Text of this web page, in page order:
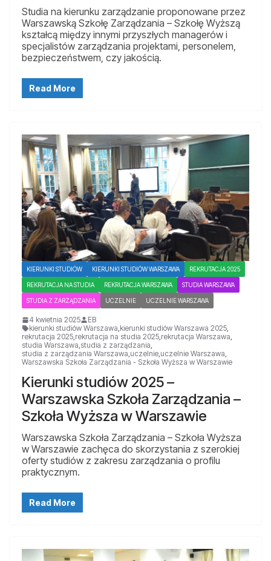
Studia na kierunku zarządzanie proponowane przez
Warszawską Szkołę Zarządzania – Szkołę Wyższą
kształcą między innymi przyszłych managerów i
specjalistów zarządzania projektami, personelem,
bezpieczeństwem, czy jakością.
Read More
KIERUNKI STUDIÓW KIERUNKI STUDIÓW WARSZAWA REKRUTACJA 2025
REKRUTACJA NA STUDIA REKRUTACJA WARSZAWA STUDIA WARSZAWA
STUDIA Z ZARZĄDZANIA UCZELNIE UCZELNIE WARSZAWA
4 kwietnia 2025
EB
kierunki studiów Warszawa,kierunki studiów Warszawa 2025,
rekrutacja 2025,rekrutacja na studia 2025,rekrutacja Warszawa,
studia Warszawa,studia z zarządzania,
studia z zarządzania Warszawa,uczelnie,uczelnie Warszawa,
Warszawska Szkoła Zarządzania - Szkoła Wyższa w Warszawie
Kierunki studiów 2025 –
Warszawska Szkoła Zarządzania –
Szkoła Wyższa w Warszawie
Warszawska Szkoła Zarządzania – Szkoła Wyższa
w Warszawie zachęca do skorzystania z szerokiej
oferty studiów z zakresu zarządzania o profilu
praktycznym.
Read More